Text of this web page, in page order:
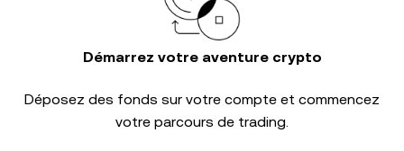
Démarrez votre aventure crypto
Déposez des fonds sur votre compte et commencez
votre parcours de trading.